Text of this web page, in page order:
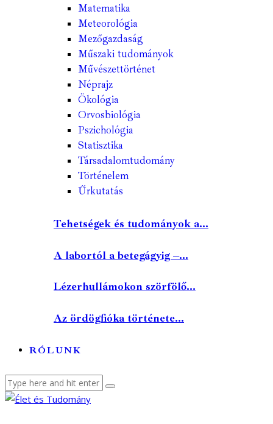
Matematika
Meteorológia
Mezőgazdaság
Műszaki tudományok
Művészettörténet
Néprajz
Ökológia
Orvosbiológia
Pszichológia
Statisztika
Társadalomtudomány
Történelem
Űrkutatás
Tehetségek és tudományok a...
A labortól a betegágyig –...
Lézerhullámokon szörfölő...
Az ördögfióka története...
RÓLUNK